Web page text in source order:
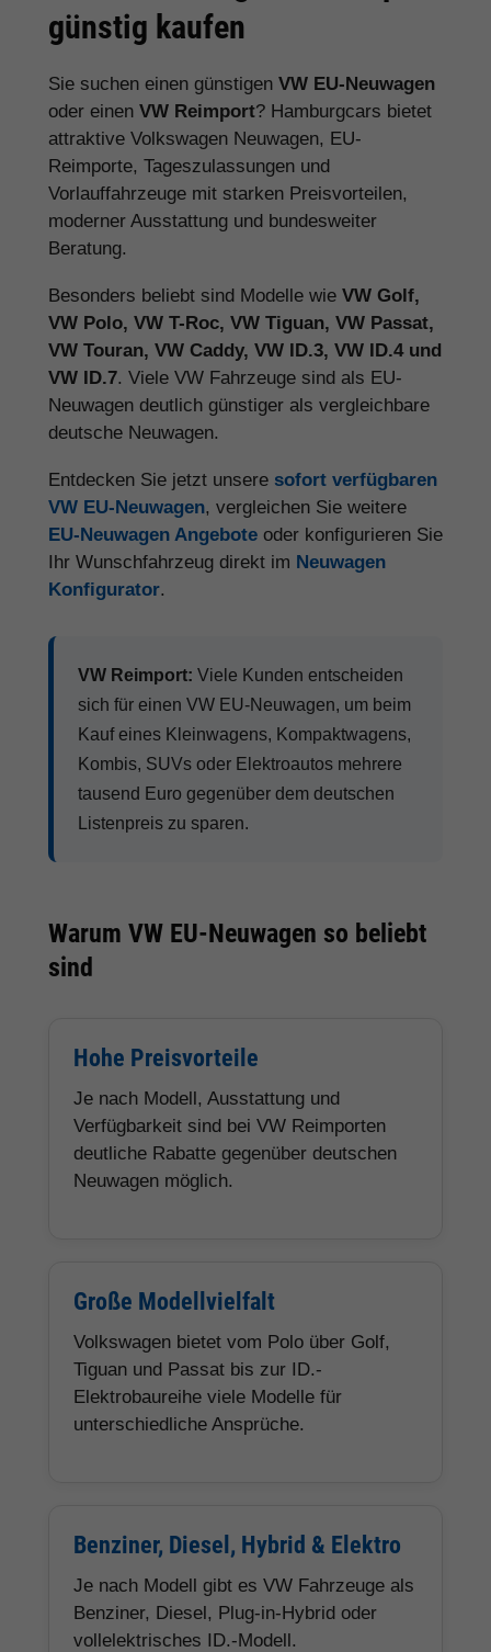
günstig kaufen
Sie suchen einen günstigen VW EU-Neuwagen
oder einen VW Reimport? Hamburgcars bietet
attraktive Volkswagen Neuwagen, EU-
Reimporte, Tageszulassungen und
Vorlauffahrzeuge mit starken Preisvorteilen,
moderner Ausstattung und bundesweiter
Beratung.
Besonders beliebt sind Modelle wie VW Golf,
VW Polo, VW T-Roc, VW Tiguan, VW Passat,
VW Touran, VW Caddy, VW ID.3, VW ID.4 und
VW ID.7. Viele VW Fahrzeuge sind als EU-
Neuwagen deutlich günstiger als vergleichbare
deutsche Neuwagen.
Entdecken Sie jetzt unsere sofort verfügbaren
VW EU-Neuwagen, vergleichen Sie weitere
EU-Neuwagen Angebote oder konfigurieren Sie
Ihr Wunschfahrzeug direkt im Neuwagen
Konfigurator.
VW Reimport: Viele Kunden entscheiden
sich für einen VW EU-Neuwagen, um beim
Kauf eines Kleinwagens, Kompaktwagens,
Kombis, SUVs oder Elektroautos mehrere
tausend Euro gegenüber dem deutschen
Listenpreis zu sparen.
Warum VW EU-Neuwagen so beliebt
sind
Hohe Preisvorteile
Je nach Modell, Ausstattung und
Verfügbarkeit sind bei VW Reimporten
deutliche Rabatte gegenüber deutschen
Neuwagen möglich.
Große Modellvielfalt
Volkswagen bietet vom Polo über Golf,
Tiguan und Passat bis zur ID.-
Elektrobaureihe viele Modelle für
unterschiedliche Ansprüche.
Benziner, Diesel, Hybrid & Elektro
Je nach Modell gibt es VW Fahrzeuge als
Benziner, Diesel, Plug-in-Hybrid oder
vollelektrisches ID.-Modell.